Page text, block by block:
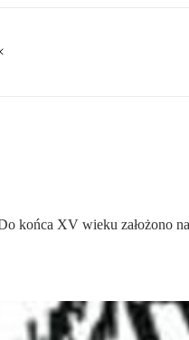
XV wieku założono